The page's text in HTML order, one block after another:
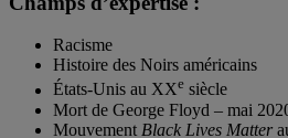
Racisme
Histoire des Noirs américains
États-Unis au XXe siècle
Mort de George Floyd – mai
Mouvement Black Lives Matter